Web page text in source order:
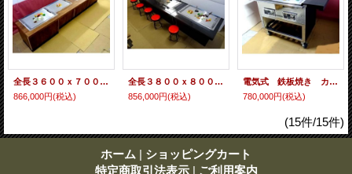
全長３６００ｘ７００ｘ高７５０ 注文生産 別注可/
866,000円(税込)
全長３８００ｘ８００ｘ高７５０ 注文生産 別注可 鉄板焼・お好み焼カウンター/
856,000円(税込)
電気式 鉄板焼き カウンター（注文生産）
780,000円(税込)
(15件/15件)
ホーム | ショッピングカート
特定商取引法表示 | ご利用案内